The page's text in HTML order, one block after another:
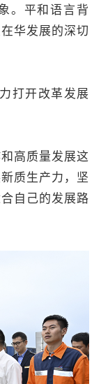
。平和语言背
华发展的深切
打开改革发展
高质量发展这
质生产力，坚
自己的发展路